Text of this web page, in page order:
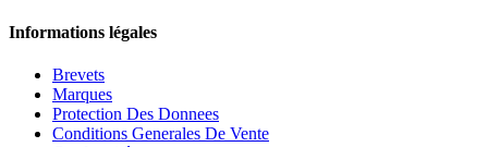
Informations légales
Brevets
Marques
Protection Des Donnees
Conditions Generales De Vente